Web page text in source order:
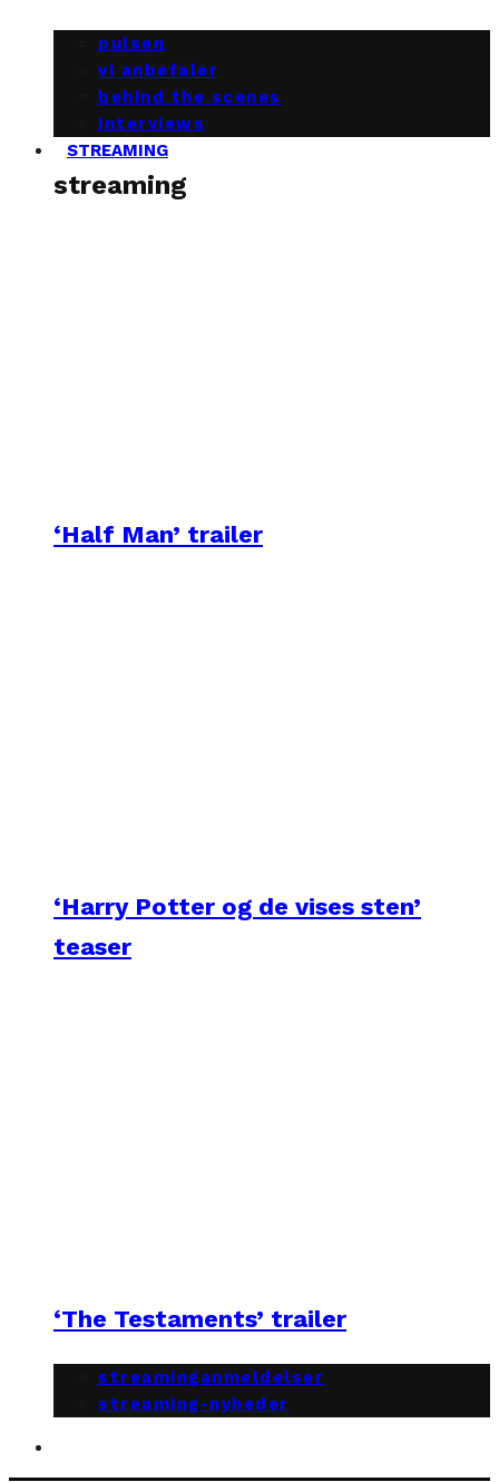
pulsen
vi anbefaler
behind the scenes
interviews
STREAMING
streaming
‘Half Man’ trailer
‘Harry Potter og de vises sten’
teaser
‘The Testaments’ trailer
streaminganmeldelser
streaming-nyheder